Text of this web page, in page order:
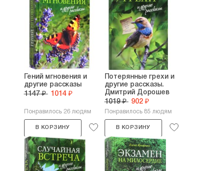
Гений мгновения и
другие рассказы
1147 ₽ 1014 ₽
Понравилось 26 людям
В КОРЗИНУ
Потерянные грехи и
другие рассказы.
Дмитрий Дорошев
1019 ₽ 902 ₽
Понравилось 85 людям
В КОРЗИНУ